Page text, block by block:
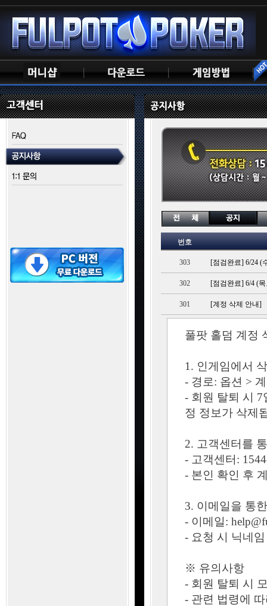
번호
303 [점검완료] 6/24 (
302 [점검완료] 6/4 (
301 [계정 삭제 안내]
풀팟 홀덤 계정
1. 인게임에서
- 경로: 옵션 >
- 회원 탈퇴 시
정 정보가 삭제
2. 고객센터를
- 고객센터:
- 본인 확인 후
3. 이메일을 통
- 이메일:
- 요청 시 닉네
※ 유의사항
- 회원 탈퇴 시
- 관련 법령에